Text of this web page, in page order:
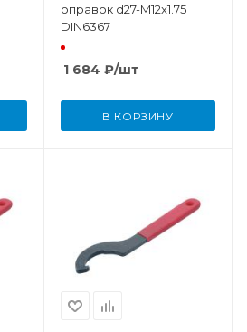
оправок d27-M12x1.75
DIN6367
1 684 ₽/шт
В КОРЗИНУ